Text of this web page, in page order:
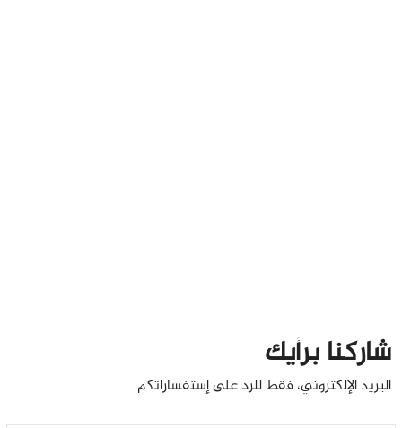
شاركنا برأيك
البريد الإلكتروني، فقط للرد على إستفساراتكم